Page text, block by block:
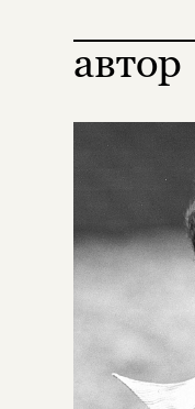
автор
Раз в неделю
о книгах и
За подписку
скидку 15%
Я соглашаюсь
Вы можете
электронный
Я соглашаюсь
Эта книга
не
Скажите,
вам уже
нет,